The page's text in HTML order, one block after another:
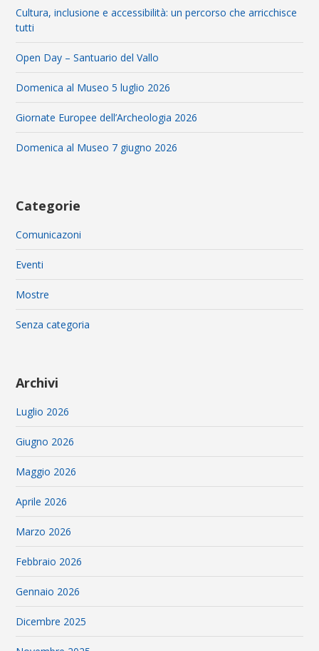
Cultura, inclusione e accessibilità: un percorso che arricchisce
tutti
Open Day – Santuario del Vallo
Domenica al Museo 5 luglio 2026
Giornate Europee dell’Archeologia 2026
Domenica al Museo 7 giugno 2026
Categorie
Comunicazoni
Eventi
Mostre
Senza categoria
Archivi
Luglio 2026
Giugno 2026
Maggio 2026
Aprile 2026
Marzo 2026
Febbraio 2026
Gennaio 2026
Dicembre 2025